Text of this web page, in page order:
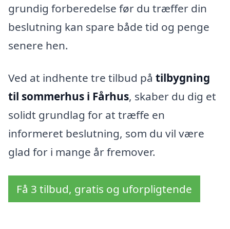
grundig forberedelse før du træffer din
beslutning kan spare både tid og penge
senere hen.
Ved at indhente tre tilbud på tilbygning
til sommerhus i Fårhus, skaber du dig et
solidt grundlag for at træffe en
informeret beslutning, som du vil være
glad for i mange år fremover.
Få 3 tilbud, gratis og uforpligtende